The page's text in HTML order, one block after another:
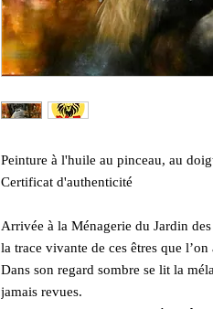
Peinture à l'huile au pinceau, au
Certificat d'authenticité
Arrivée à la Ménagerie du Jardin
la trace vivante de ces êtres que l’on
Dans son regard sombre se lit la
jamais revues.